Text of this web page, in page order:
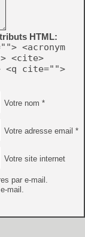
HTML:
<acronym
<cite>
<q cite="">
Votre nom *
Votre adresse email *
Votre site internet
par e-mail.
mail.